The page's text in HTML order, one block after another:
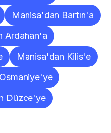
Manisa'dan Bartın'a
Ardahan'a
Manisa'dan Kilis'e
Düzce'ye